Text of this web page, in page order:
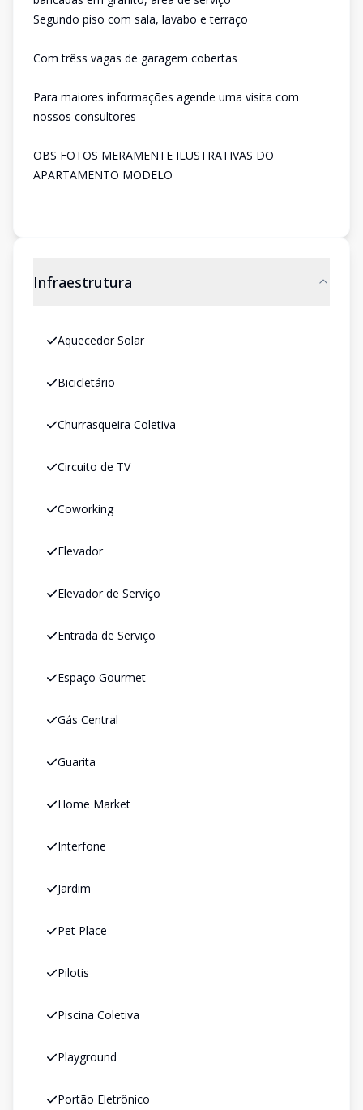
Segundo piso com sala, lavabo e terraço
Com trêss vagas de garagem cobertas
Para maiores informações agende uma visita com
nossos consultores
OBS FOTOS MERAMENTE ILUSTRATIVAS DO
APARTAMENTO MODELO
Infraestrutura
Aquecedor Solar
Bicicletário
Churrasqueira Coletiva
Circuito de TV
Coworking
Elevador
Elevador de Serviço
Entrada de Serviço
Espaço Gourmet
Gás Central
Guarita
Home Market
Interfone
Jardim
Pet Place
Pilotis
Piscina Coletiva
Playground
Portão Eletrônico